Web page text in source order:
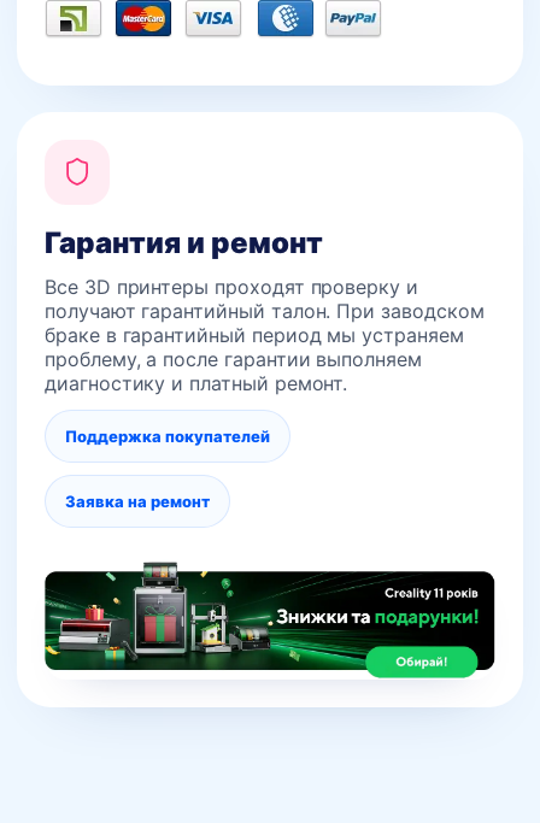
Гарантия и ремонт
Все 3D принтеры проходят проверку и
получают гарантийный талон. При заводском
браке в гарантийный период мы устраняем
проблему, а после гарантии выполняем
диагностику и платный ремонт.
Поддержка покупателей
Заявка на ремонт